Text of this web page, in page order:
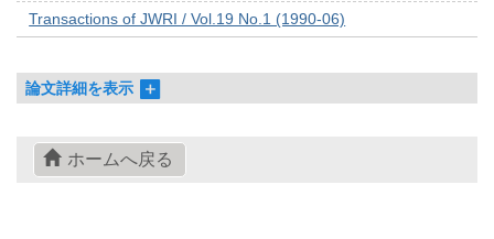
Transactions of JWRI / Vol.19 No.1 (1990-06)
論文詳細を表示
ホームへ戻る